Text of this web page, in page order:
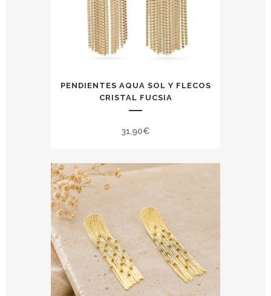
PENDIENTES AQUA SOL Y FLECOS
CRISTAL FUCSIA
31,90€